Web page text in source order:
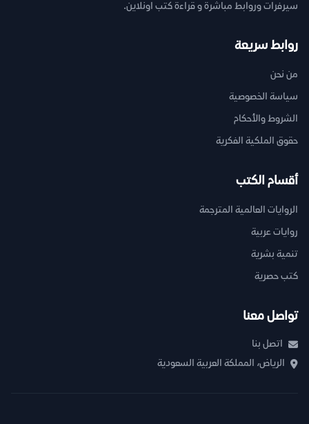
سيرفرات وروابط مباشرة و قراءة كتب اونلاين.
روابط سريعة
من نحن
سياسة الخصوصية
الشروط والأحكام
حقوق الملكية الفكرية
أقسام الكتب
الروايات العالمية المترجمة
روايات عربية
تنمية بشرية
كتب حصرية
تواصل معنا
اتصل بنا
الرياض، المملكة العربية السعودية